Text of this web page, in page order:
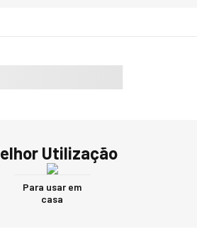
Utilização
Para usar em
casa